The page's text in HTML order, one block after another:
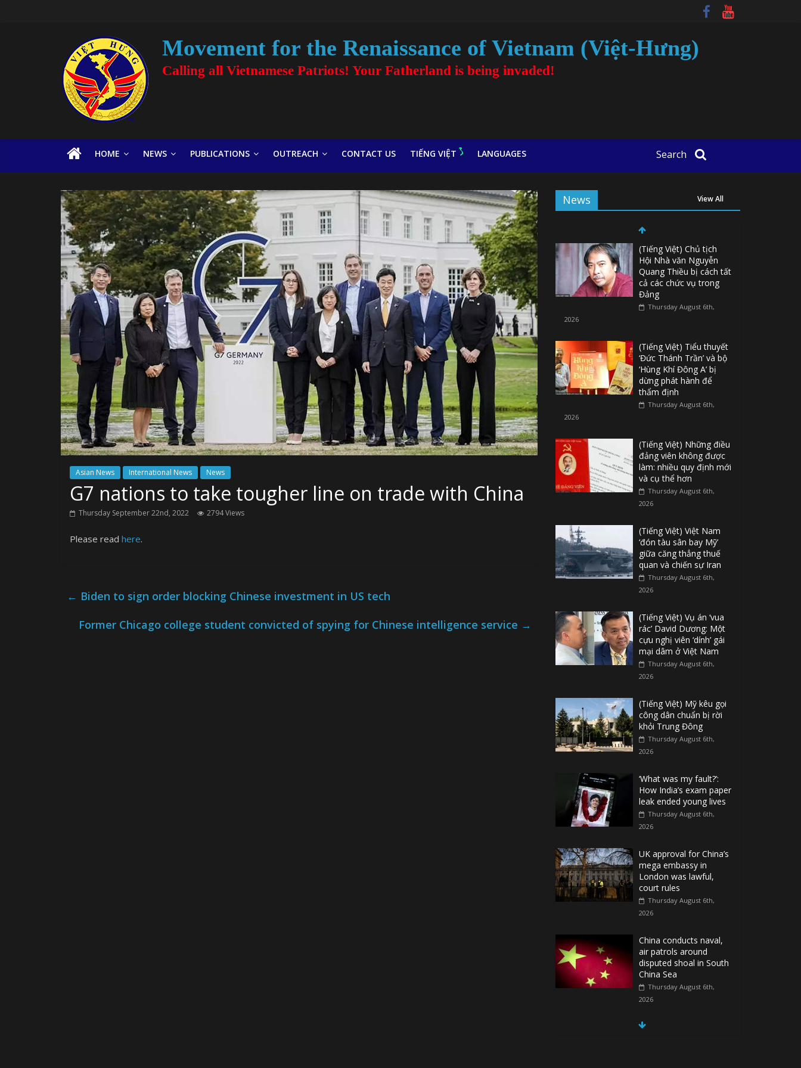
Movement for the Renaissance of Vietnam (Việt-Hưng)
Calling all Vietnamese Patriots! Your Fatherland is being invaded!
HOME NEWS PUBLICATIONS OUTREACH CONTACT US TIẾNG VIỆT LANGUAGES Search
Asian News International News News
G7 nations to take tougher line on trade with China
Thursday September 22nd, 2022 2794 Views
Please read here.
← Biden to sign order blocking Chinese investment in US tech
Former Chicago college student convicted of spying for Chinese intelligence service →
News View All
(Tiếng Việt) Chủ tịch
Hội Nhà văn Nguyễn
Quang Thiều bị cách tất
cả các chức vụ trong
Đảng
Thursday August 6th,
2026
(Tiếng Việt) Tiểu thuyết
‘Đức Thánh Trần’ và bộ
‘Hùng Khí Đông A’ bị
dừng phát hành để
thẩm định
Thursday August 6th,
2026
(Tiếng Việt) Những điều
đảng viên không được
làm: nhiều quy định mới
và cụ thể hơn
Thursday August 6th,
2026
(Tiếng Việt) Việt Nam
‘đón tàu sân bay Mỹ’
giữa căng thẳng thuế
quan và chiến sự Iran
Thursday August 6th,
2026
(Tiếng Việt) Vụ án ‘vua
rác’ David Dương: Một
cựu nghị viên ‘dính’ gái
mại dâm ở Việt Nam
Thursday August 6th,
2026
(Tiếng Việt) Mỹ kêu gọi
công dân chuẩn bị rời
khỏi Trung Đông
Thursday August 6th,
2026
‘What was my fault?’:
How India’s exam paper
leak ended young lives
Thursday August 6th,
2026
UK approval for China’s
mega embassy in
London was lawful,
court rules
Thursday August 6th,
2026
China conducts naval,
air patrols around
disputed shoal in South
China Sea
Thursday August 6th,
2026
Spain Regains Control